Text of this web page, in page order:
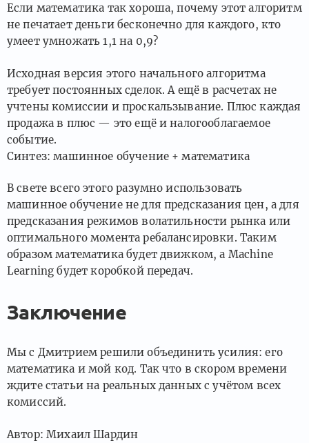
Если математика так хороша, почему этот алгоритм
не печатает деньги бесконечно для каждого, кто
умеет умножать 1,1 на 0,9?
Исходная версия этого начального алгоритма
требует постоянных сделок. А ещё в расчетах не
учтены комиссии и проскальзывание. Плюс каждая
продажа в плюс — это ещё и налогооблагаемое
событие.
Синтез: машинное обучение + математика
В свете всего этого разумно использовать
машинное обучение не для предсказания цен, а для
предсказания режимов волатильности рынка или
оптимального момента ребалансировки. Таким
образом математика будет движком, а Machine
Learning будет коробкой передач.
Заключение
Мы с Дмитрием решили объединить усилия: его
математика и мой код. Так что в скором времени
ждите статьи на реальных данных с учётом всех
комиссий.
Автор: Михаил Шардин